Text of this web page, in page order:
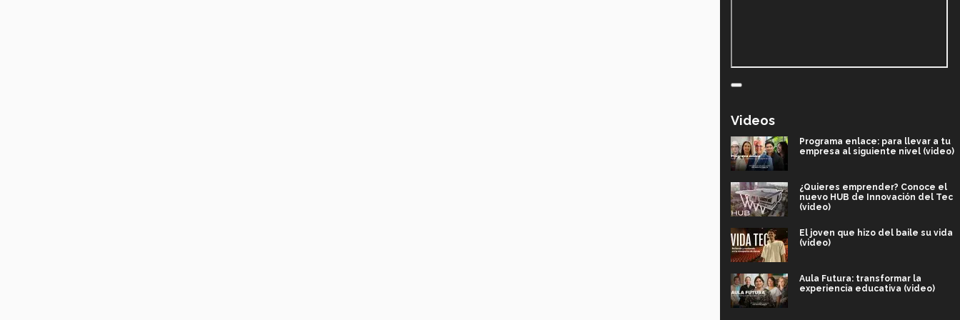
Videos
Programa enlace: para llevar a tu
empresa al siguiente nivel (video)
¿Quieres emprender? Conoce el
nuevo HUB de Innovación del Tec
(video)
El joven que hizo del baile su vida
(video)
Aula Futura: transformar la
experiencia educativa (video)